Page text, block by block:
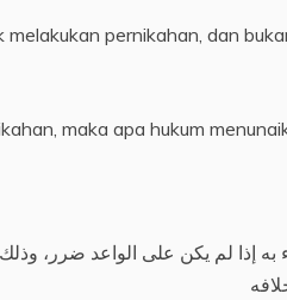
pernikahan, dan
maka apa hukum
به إذا لم يكن على الواعد ضرر،